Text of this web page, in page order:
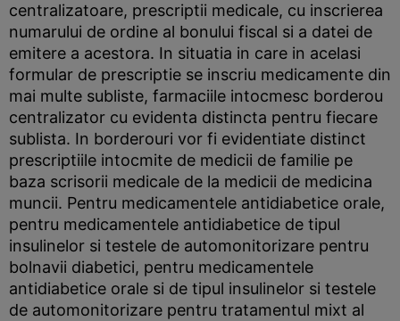
centralizatoare, prescriptii medicale, cu inscrierea
numarului de ordine al bonului fiscal si a datei de
emitere a acestora. In situatia in care in acelasi
formular de prescriptie se inscriu medicamente din
mai multe subliste, farmaciile intocmesc borderou
centralizator cu evidenta distincta pentru fiecare
sublista. In borderouri vor fi evidentiate distinct
prescriptiile intocmite de medicii de familie pe
baza scrisorii medicale de la medicii de medicina
muncii. Pentru medicamentele antidiabetice orale,
pentru medicamentele antidiabetice de tipul
insulinelor si testele de automonitorizare pentru
bolnavii diabetici, pentru medicamentele
antidiabetice orale si de tipul insulinelor si testele
de automonitorizare pentru tratamentul mixt al